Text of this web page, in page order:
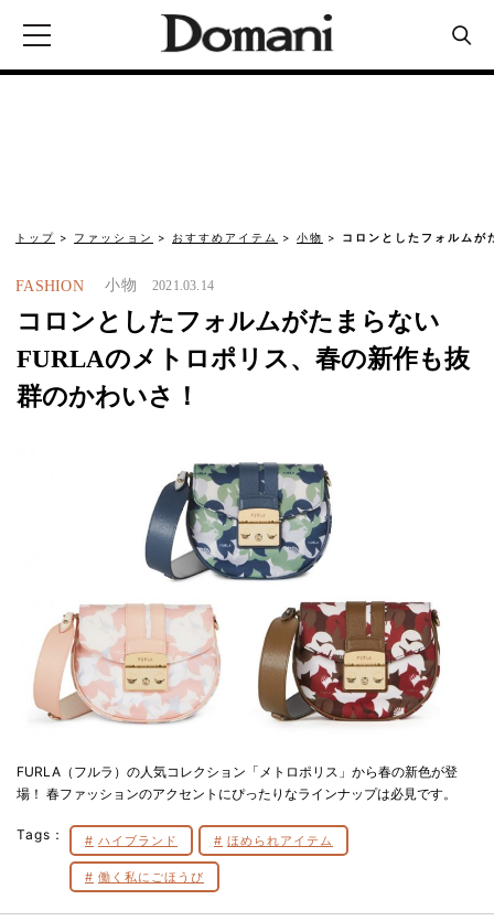
トップ ファッション おすすめアイテム 小物 コロンとしたフォルム
FASHION 小物 2021.03.14
コロンとしたフォルムがたまらない
FURLAのメトロポリス、春の新作も抜
群のかわいさ！
FURLA（フルラ）の人気コレクション「メトロポリス」から春の新色が登
場！ 春ファッションのアクセントにぴったりなラインナップは必見です。
Tags： ハイブランド ほめられアイテム
働く私にごほうび